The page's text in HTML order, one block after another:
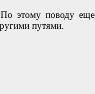
По этому поводу еще
путями.